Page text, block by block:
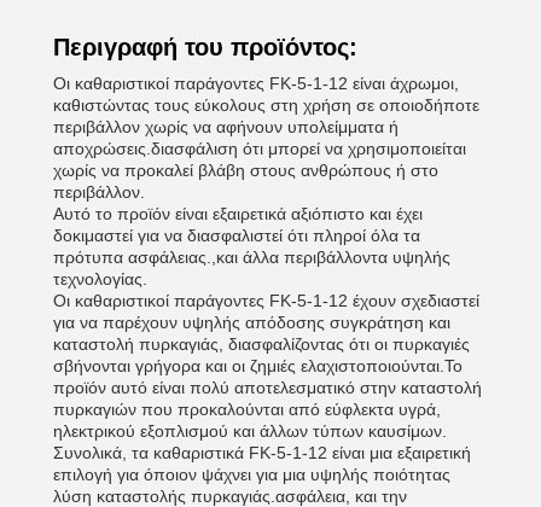
Περιγραφή του προϊόντος:
Οι καθαριστικοί παράγοντες FK-5-1-12 είναι άχρωμοι,
καθιστώντας τους εύκολους στη χρήση σε οποιοδήποτε
περιβάλλον χωρίς να αφήνουν υπολείμματα ή
αποχρώσεις.διασφάλιση ότι μπορεί να χρησιμοποιείται
χωρίς να προκαλεί βλάβη στους ανθρώπους ή στο
περιβάλλον.
Αυτό το προϊόν είναι εξαιρετικά αξιόπιστο και έχει
δοκιμαστεί για να διασφαλιστεί ότι πληροί όλα τα
πρότυπα ασφάλειας.,και άλλα περιβάλλοντα υψηλής
τεχνολογίας.
Οι καθαριστικοί παράγοντες FK-5-1-12 έχουν σχεδιαστεί
για να παρέχουν υψηλής απόδοσης συγκράτηση και
καταστολή πυρκαγιάς, διασφαλίζοντας ότι οι πυρκαγιές
σβήνονται γρήγορα και οι ζημιές ελαχιστοποιούνται.Το
προϊόν αυτό είναι πολύ αποτελεσματικό στην καταστολή
πυρκαγιών που προκαλούνται από εύφλεκτα υγρά,
ηλεκτρικού εξοπλισμού και άλλων τύπων καυσίμων.
Συνολικά, τα καθαριστικά FK-5-1-12 είναι μια εξαιρετική
επιλογή για όποιον ψάχνει για μια υψηλής ποιότητας
λύση καταστολής πυρκαγιάς.ασφάλεια, και την